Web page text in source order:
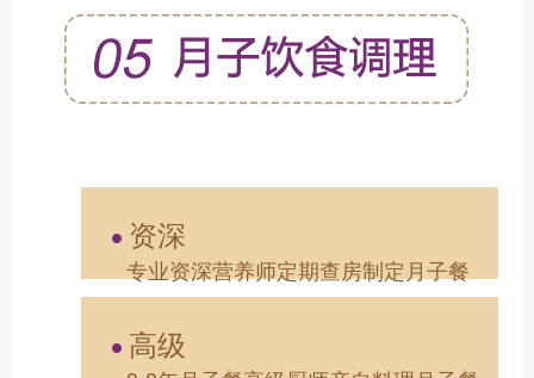
资深
专业资深营养师定期查房制定月子餐
高级